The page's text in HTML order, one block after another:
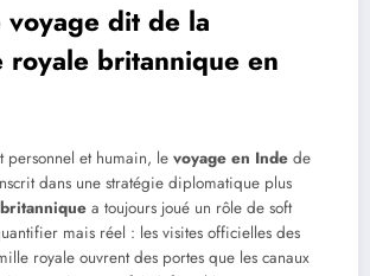
voyage dit de la
royale britannique en
personnel et humain, le voyage en Inde de
dans une stratégie diplomatique plus
a toujours joué un rôle de soft
mais réel : les visites officielles des
royale ouvrent des portes que les canaux